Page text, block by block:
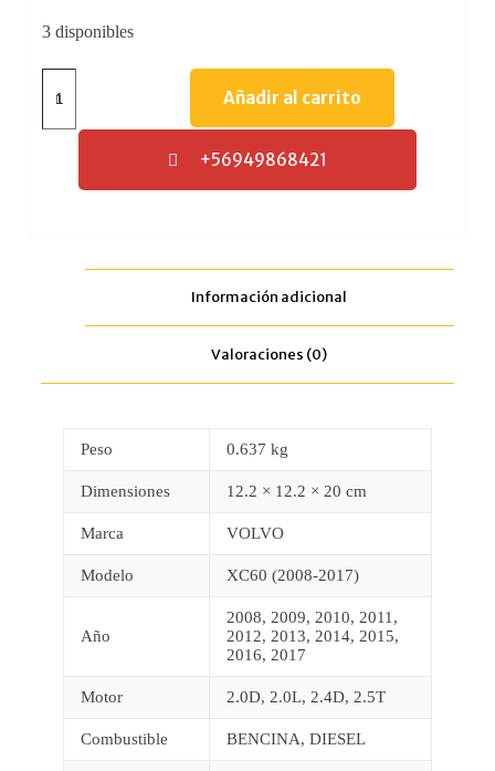
3 disponibles
Añadir al carrito
+56949868421
Información adicional
Valoraciones (0)
Peso 0.637 kg
Dimensiones 12.2 × 12.2 × 20 cm
Marca VOLVO
Modelo XC60 (2008-2017)
Año
2008, 2009, 2010, 2011,
2012, 2013, 2014, 2015,
2016, 2017
Motor 2.0D, 2.0L, 2.4D, 2.5T
Combustible BENCINA, DIESEL